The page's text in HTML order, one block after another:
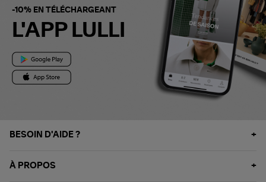
-10% EN TÉLÉCHARGEANT
L'APP LULLI
BESOIN D'AIDE ?
À PROPOS